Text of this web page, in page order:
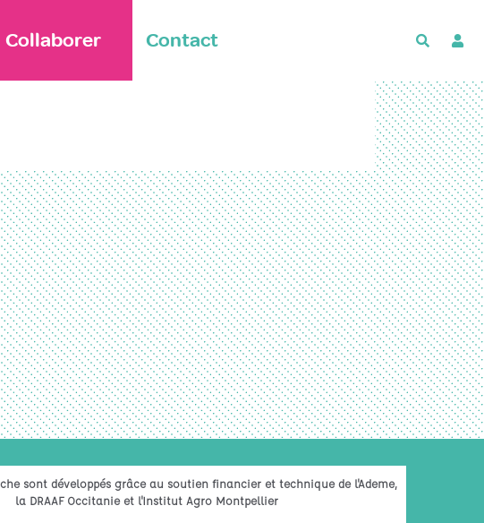
Collaborer Contact
sont développés grâce au soutien financier et technique de l'Ademe,
la DRAAF Occitanie et l'Institut Agro Montpellier